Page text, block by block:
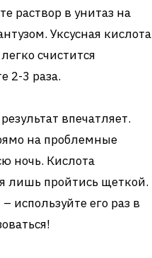
раствор в унитаз на
Уксусная кислота
счистится
2-3 раза.
впечатляет.
на проблемные
ночь. Кислота
лишь пройтись щеткой.
используйте его раз в